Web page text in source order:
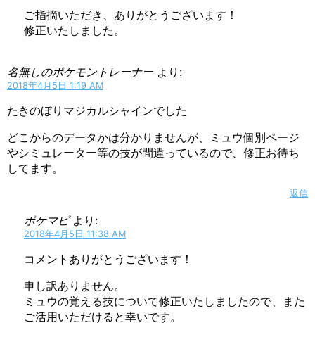
ご指摘いただき、ありがとうございます！
修正いたしました。
名無しのポケモントレーナー より:
2018年4月5日 1:19 AM
たきのぼりマジカルシャインでした
どこからのデータかは分かりませんが、ミュウ個別ページ
やシミュレーター等の技が間違っているので、修正お待ち
してます。
返信
ポケマピ より:
2018年4月5日 11:38 AM
コメントありがとうございます！
申し訳ありません。
ミュウの覚える技について修正いたしましたので、また
ご活用いただけると幸いです。